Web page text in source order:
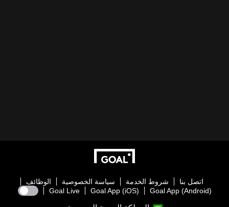
اتصل بنا شروط الخدمة سياسة الخصوصية
الوظائف
Goal App (Android)
Goal App (iOS)
Goal Live